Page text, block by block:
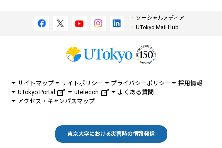
ソーシャルメディア
UTokyo Mail Hub
サイトマップ サイトポリシー プライバシーポリシー
採用情報
UTokyo Portal
utelecon
よくある質問
アクセス・キャンパスマップ
東京大学における災害時の情報発信